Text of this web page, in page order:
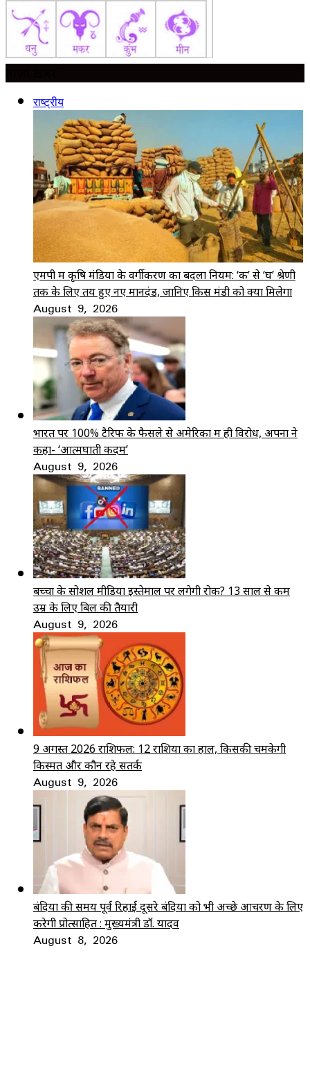
राष्ट्रीय
एमपी में कृषि मंडियों के वर्गीकरण का बदला नियम: ‘क’ से ‘घ’ श्रेणी
तक के लिए तय हुए नए मानदंड, जानिए किस मंडी को क्या मिलेगा
August 9, 2026
भारत पर 100% टैरिफ के फैसले से अमेरिका में ही विरोध, अपनों ने
कहा- ‘आत्मघाती कदम’
August 9, 2026
बच्चों के सोशल मीडिया इस्तेमाल पर लगेगी रोक? 13 साल से कम
उम्र के लिए बिल की तैयारी
August 9, 2026
9 अगस्त 2026 राशिफल: 12 राशियों का हाल, किसकी चमकेगी
किस्मत और कौन रहे सतर्क
August 9, 2026
बंदियों की समय पूर्व रिहाई दूसरे बंदियों को भी अच्छे आचरण के लिए
करेगी प्रोत्साहित : मुख्यमंत्री डॉ. यादव
August 8, 2026